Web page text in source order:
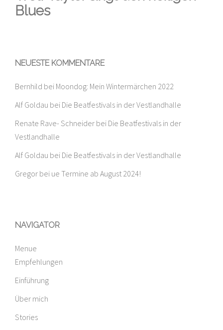
Blues
NEUESTE KOMMENTARE
Bernhild bei Moondog: Mein Wintermärchen 2022
Alf Goldau bei Die Beatfestivals in der Vestlandhalle
Renate Rave- Schneider bei Die Beatfestivals in der
Vestlandhalle
Alf Goldau bei Die Beatfestivals in der Vestlandhalle
Gregor bei ue Termine ab August 2024!
NAVIGATOR
Menue
Empfehlungen
Einführung
Über mich
Stories